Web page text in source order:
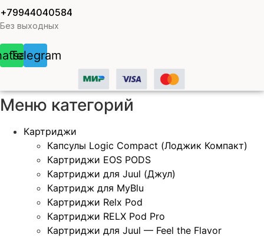
+79944040584
Без выходных
Telegram
Меню категорий
Картриджи
Капсулы Logic Compact (Лоджик Компакт)
Картриджи EOS PODS
Картриджи для Juul (Джул)
Картридж для MyBlu
Картриджи Relx Pod
Картриджи RELX Pod Pro
Картриджи для Juul — Feel the Flavor